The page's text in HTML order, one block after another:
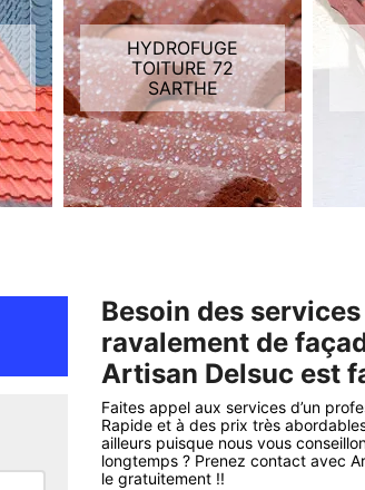
HYDROFUGE
TOITURE 72
SARTHE
Besoin des
ravalement de
Artisan Delsuc est
Faites appel aux services d’un
Rapide et à des prix très
ailleurs puisque nous vous
longtemps ? Prenez contact avec
le gratuitement !!